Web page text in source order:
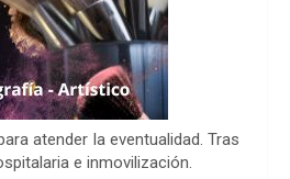
atender la eventualidad. Tras
e inmovilización.